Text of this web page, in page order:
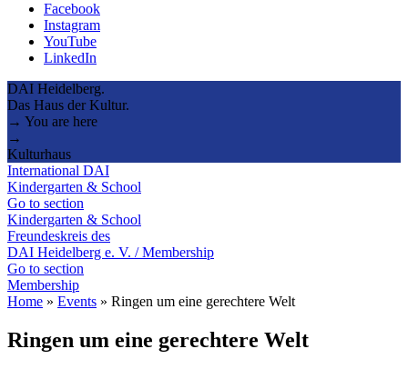
Facebook
Instagram
YouTube
LinkedIn
DAI Heidelberg.
Das Haus der Kultur.
→ You are here
→
Kulturhaus
International DAI
Kindergarten & School
Go to section
Kindergarten & School
Freundeskreis des
DAI Heidelberg e. V. / Membership
Go to section
Membership
Home » Events » Ringen um eine gerechtere Welt
Ringen um eine gerechtere Welt